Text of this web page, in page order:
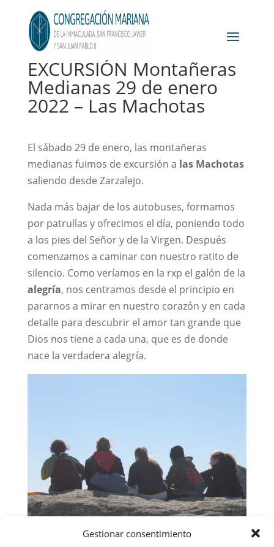
Gestionar consentimiento
EXCURSIÓN Montañeras
Medianas 29 de enero
2022 – Las Machotas
El sábado 29 de enero, las montañeras
medianas fuimos de excursión a las Machotas
saliendo desde Zarzalejo.
Nada más bajar de los autobuses, formamos
por patrullas y ofrecimos el día, poniendo todo
a los pies del Señor y de la Virgen. Después
comenzamos a caminar con nuestro ratito de
silencio. Como veríamos en la rxp el galón de la
alegría, nos centramos desde el principio en
pararnos a mirar en nuestro corazón y en cada
detalle para descubrir el amor tan grande que
Dios nos tiene a cada una, que es de donde
nace la verdadera alegría.
Todas veníamos preparadísimas con nuestros